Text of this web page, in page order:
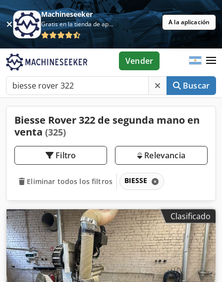
Machineseeker
Gratis en la tienda de aplicaciones A la aplicación
Buscar
Vender
Biesse Rover 322 de segunda mano en
venta (325)
Filtro Relevancia
Eliminar todos los filtros BIESSE
Clasificado